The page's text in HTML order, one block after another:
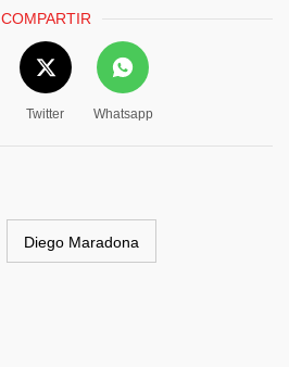
COMPARTIR
Twitter Whatsapp
Diego Maradona